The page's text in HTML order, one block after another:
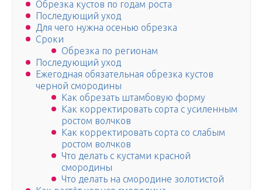
Обрезка кустов по годам роста
Последующий уход
Для чего нужна осенью обрезка
Сроки
Обрезка по регионам
Последующий уход
Ежегодная обязательная обрезка кустов
черной смородины
Как обрезать штамбовую форму
Как корректировать сорта с усиленным
ростом волчков
Как корректировать сорта со слабым
ростом волчков
Что делать с кустами красной
смородины
Что делать на смородине золотистой